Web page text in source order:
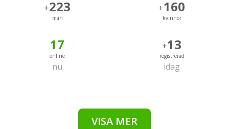
+223
män
+160
kvinnor
17
online
nu
+13
registrerad
idag
VISA MER